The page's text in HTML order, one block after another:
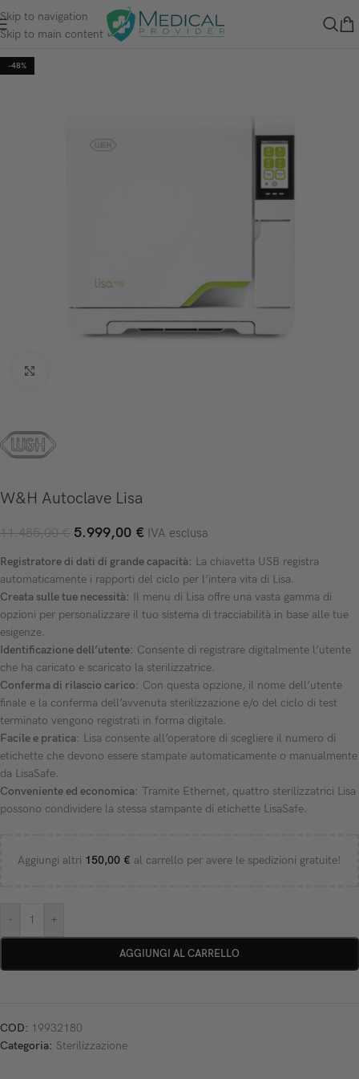
Skip to navigation
Skip to main content
-48%
W&H Autoclave Lisa
11.485,00€ 5.999,00 € IVA esclusa
Registratore di dati di grande capacità: La chiavetta USB registra
automaticamente i rapporti del ciclo per l’intera vita di Lisa.
Creata sulle tue necessità: Il menu di Lisa offre una vasta gamma di
opzioni per personalizzare il tuo sistema di tracciabilità in base alle tue
esigenze.
Identificazione dell’utente: Consente di registrare digitalmente l’utente
che ha caricato e scaricato la sterilizzatrice.
Conferma di rilascio carico: Con questa opzione, il nome dell’utente
finale e la conferma dell’avvenuta sterilizzazione e/o del ciclo di test
terminato vengono registrati in forma digitale.
Facile e pratica: Lisa consente all’operatore di scegliere il numero di
etichette che devono essere stampate automaticamente o manualmente
da LisaSafe.
Conveniente ed economica: Tramite Ethernet, quattro sterilizzatrici Lisa
possono condividere la stessa stampante di etichette LisaSafe.
Aggiungi altri 150,00 € al carrello per avere le spedizioni gratuite!
- +
AGGIUNGI AL CARRELLO
COD: 19932180
Categoria: Sterilizzazione